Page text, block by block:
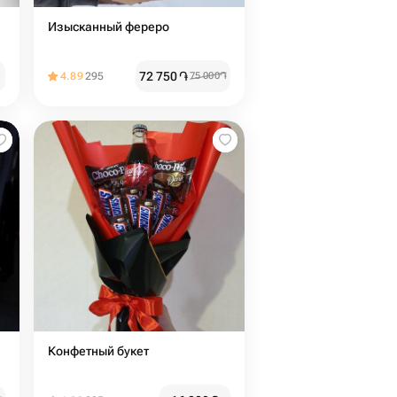
Изысканный фереро
4.89295 72 750֏75 000֏
Конфетный букет